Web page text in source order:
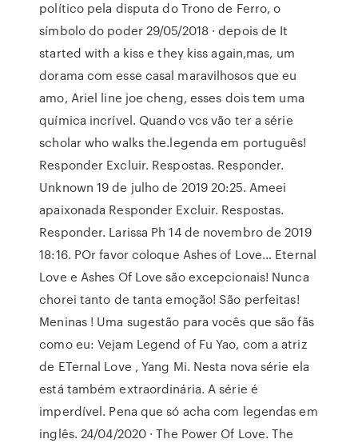
político pela disputa do Trono de Ferro, o
símbolo do poder 29/05/2018 · depois de It
started with a kiss e they kiss again,mas, um
dorama com esse casal maravilhosos que eu
amo, Ariel line joe cheng, esses dois tem uma
química incrível. Quando vcs vão ter a série
scholar who walks the.legenda em português!
Responder Excluir. Respostas. Responder.
Unknown 19 de julho de 2019 20:25. Ameei
apaixonada Responder Excluir. Respostas.
Responder. Larissa Ph 14 de novembro de 2019
18:16. POr favor coloque Ashes of Love… Eternal
Love e Ashes Of Love são excepcionais! Nunca
chorei tanto de tanta emoção! São perfeitas!
Meninas ! Uma sugestão para vocês que são fãs
como eu: Vejam Legend of Fu Yao, com a atriz
de ETernal Love , Yang Mi. Nesta nova série ela
está também extraordinária. A série é
imperdível. Pena que só acha com legendas em
inglês. 24/04/2020 · The Power Of Love. The